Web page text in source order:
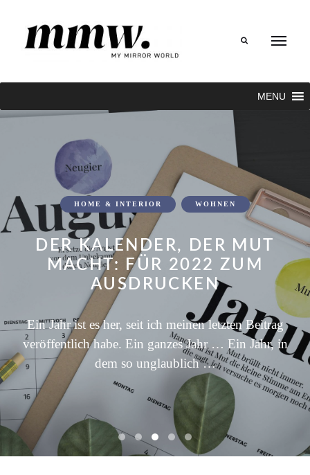
MENU
HOME & INTERIOR WOHNEN
DER KALENDER, DER MUT
MACHT: FÜR 2022 ZUM
AUSDRUCKEN
Ein Jahr ist es her, seit ich meinen letzten Beitrag
veröffentlich habe. Ein ganzes Jahr … Ein Jahr, in
dem so unglaublich …